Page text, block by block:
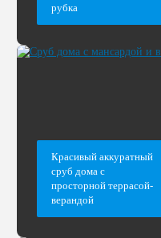
рубка
Красивый аккуратный
сруб дома с
просторной террасой-
верандой